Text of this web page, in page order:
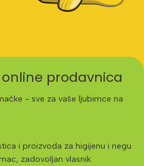
prodavnica
- sve za vaše ljubimce na
i proizvoda za higijenu i negu
zadovoljan vlasnik.